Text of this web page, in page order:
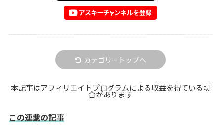
カテゴリートップへ
本記事はアフィリエイトプログラムによる収益を得ている場
合があります
この連載の記事